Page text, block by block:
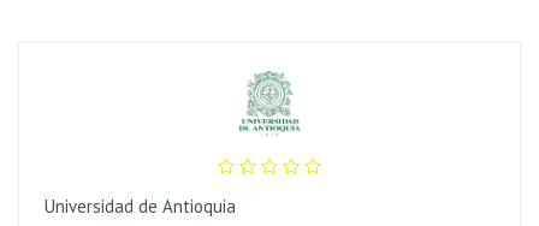
Universidad de Antioquia